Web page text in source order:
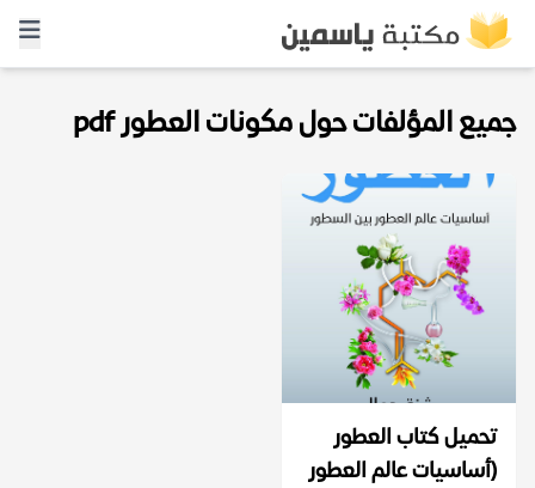
جميع المؤلفات حول مكونات العطور pdf
تحميل كتاب العطور
(أساسيات عالم العطور